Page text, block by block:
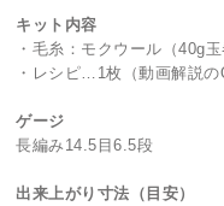
キット内容
・毛糸：モクウール（40g
・レシピ…1枚（動画解説の
ゲージ
長編み14.5目6.5段
出来上がり寸法（目安）